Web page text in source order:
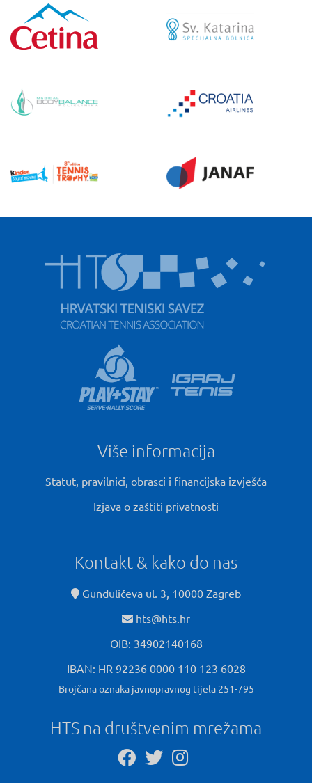
Više informacija
Statut, pravilnici, obrasci i financijska izvješća
Izjava o zaštiti privatnosti
Kontakt & kako do nas
Gundulićeva ul. 3, 10000 Zagreb
hts@hts.hr
OIB: 34902140168
IBAN: HR 92236 0000 110 123 6028
Brojčana oznaka javnopravnog tijela 251-795
HTS na društvenim mrežama